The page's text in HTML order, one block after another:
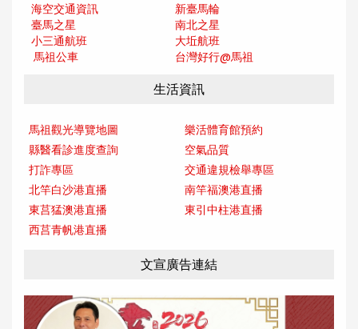
海空交通資訊
新臺馬輪
臺馬之星
南北之星
小三通航班
大坵航班
馬祖公車
台灣好行@馬祖
生活資訊
馬祖觀光導覽地圖
樂活體育館預約
縣醫看診進度查詢
空氣品質
打詐專區
交通違規檢舉專區
北竿白沙港直播
南竿福澳港直播
東莒猛澳港直播
東引中柱港直播
西莒青帆港直播
文宣廣告連結